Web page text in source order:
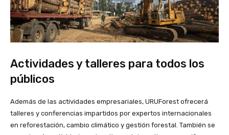
Actividades y talleres para todos los
públicos
Además de las actividades empresariales, URUForest ofrecerá
talleres y conferencias impartidos por expertos internacionales
en reforestación, cambio climático y gestión forestal. También se